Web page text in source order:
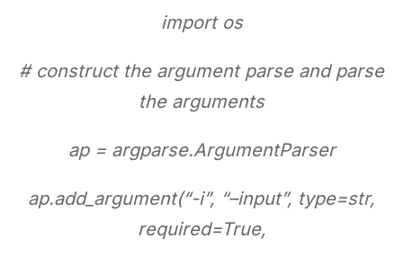
import os
# construct the argument parse and parse
the arguments
ap = argparse.ArgumentParser
ap.add_argument(“-i”, “–input”, type=str,
required=True,